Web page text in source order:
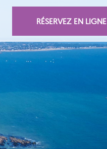
RÉSERVEZ EN LIGNE